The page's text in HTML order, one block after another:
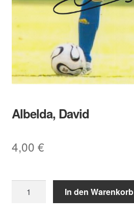
Albelda, David
4,00 €
David
In den Warenkorb